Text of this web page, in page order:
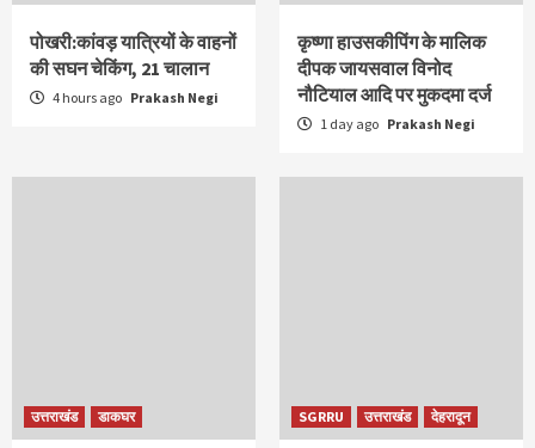
पोखरी:कांवड़ यात्रियों के वाहनों
की सघन चेकिंग, 21 चालान
4 hours ago Prakash Negi
कृष्णा हाउसकीपिंग के मालिक
दीपक जायसवाल विनोद
नौटियाल आदि पर मुकदमा दर्ज
1 day ago Prakash Negi
उत्तराखंड डाकघर SGRRU उत्तराखंड देहरादून